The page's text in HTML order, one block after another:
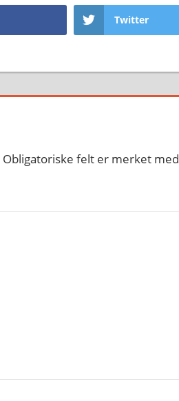
Twitter
Obligatoriske felt er merket med